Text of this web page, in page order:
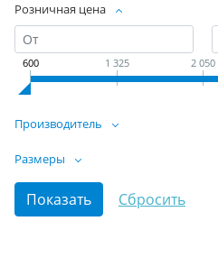
Розничная цена
600 1 325 2 050
Производитель
Размеры